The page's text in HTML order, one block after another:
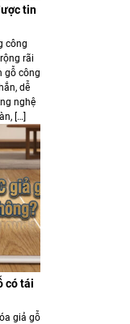
tin
công
rãi
gỗ công
dễ
nghệ
[…]
có tái
giả gỗ